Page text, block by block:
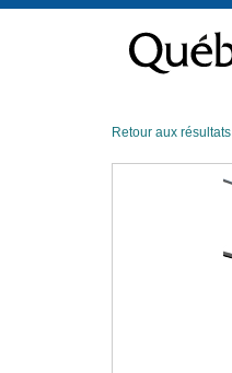
contenu
Retour aux résultats